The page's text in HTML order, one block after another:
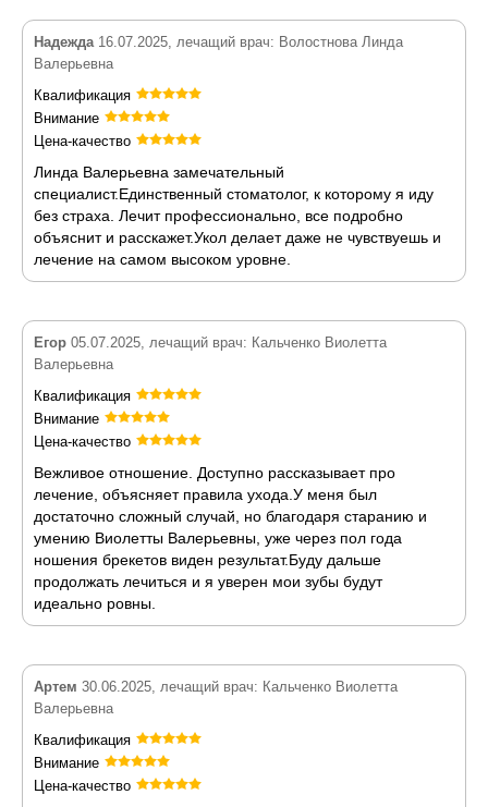
Надежда16.07.2025, лечащий врач: Волостнова Линда
Валерьевна
Квалификация
Внимание
Цена-качество
Линда Валерьевна замечательный
специалист.Единственный стоматолог, к которому я иду
без страха. Лечит профессионально, все подробно
объяснит и расскажет.Укол делает даже не чувствуешь и
лечение на самом высоком уровне.
Егор 05.07.2025, лечащий врач: Кальченко Виолетта
Валерьевна
Квалификация
Внимание
Цена-качество
Вежливое отношение. Доступно рассказывает про
лечение, объясняет правила ухода.У меня был
достаточно сложный случай, но благодаря старанию и
умению Виолетты Валерьевны, уже через пол года
ношения брекетов виден результат.Буду дальше
продолжать лечиться и я уверен мои зубы будут
идеально ровны.
Артем 30.06.2025, лечащий врач: Кальченко Виолетта
Валерьевна
Квалификация
Внимание
Цена-качество